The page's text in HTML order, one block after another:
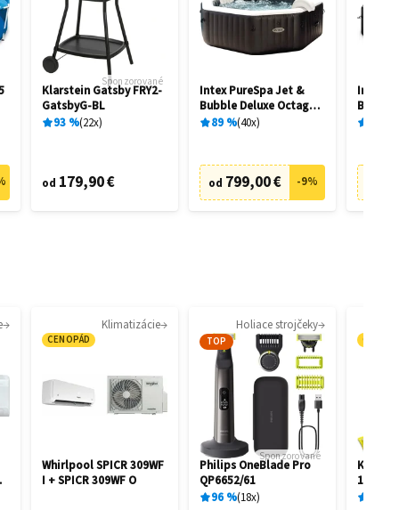
Sponzorované
Klarstein Gatsby FRY2-
GatsbyG-BL
93 % 22x
od 179,90 €
Intex PureSpa Jet &
Bubble Deluxe Octagon
28462
89 % 40x
od 799,00 € -9%
Intex
Bubble
28458
Klimatizácie
CENOPÁD
Whirlpool SPICR 309WF
I + SPICR 309WF O
Holiace strojčeky
TOP
Sponzorované
Philips OneBlade Pro
QP6652/61
96 % 18x
1.081-